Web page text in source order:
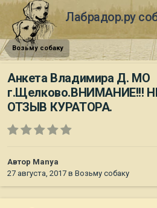
Лабрадор.ру
Возьму собаку
Анкета Владимира Д. МО
г.Щелково.ВНИМАНИЕ!!!
ОТЗЫВ КУРАТОРА.
Автор Manya
27 августа, 2017 в Возьму собаку